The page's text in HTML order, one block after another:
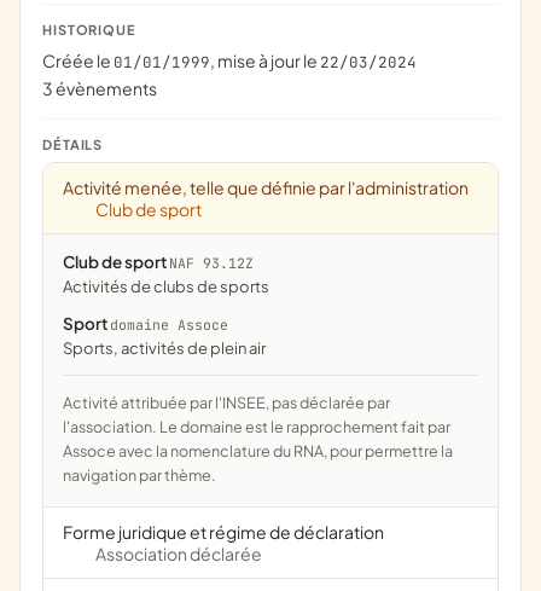
HISTORIQUE
Créée le 01/01/1999, mise à jour le 22/03/2024
3 évènements
DÉTAILS
Activité menée, telle que définie par l'administration
Club de sport
Club de sport NAF 93.12Z
Activités de clubs de sports
Sport domaine Assoce
Sports, activités de plein air
Activité attribuée par l'INSEE, pas déclarée par
l'association. Le domaine est le rapprochement fait par
Assoce avec la nomenclature du RNA, pour permettre la
navigation par thème.
Forme juridique et régime de déclaration
Association déclarée